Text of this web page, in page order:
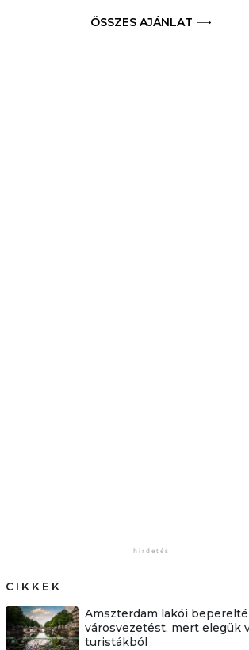
ÖSSZES AJÁNLAT
CIKKEK
Amszterdam lakói
városvezetést, mert elegük
turistákból